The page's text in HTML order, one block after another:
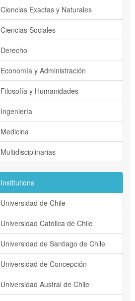
Ciencias Exactas y Naturales
Ciencias Sociales
Derecho
Economía y Administración
Filosofía y Humanidades
Ingeniería
Medicina
Multidisciplinarias
Institutions
Universidad de Chile
Universidad Católica de Chile
Universidad de Santiago de Chile
Universidad de Concepción
Universidad Austral de Chile